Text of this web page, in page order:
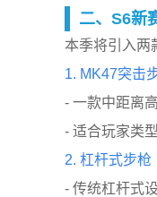
二、S6新
本季将引入两
1. MK47突击
- 一款中距离
- 适合玩家类
2. 杠杆式步枪
- 传统杠杆式